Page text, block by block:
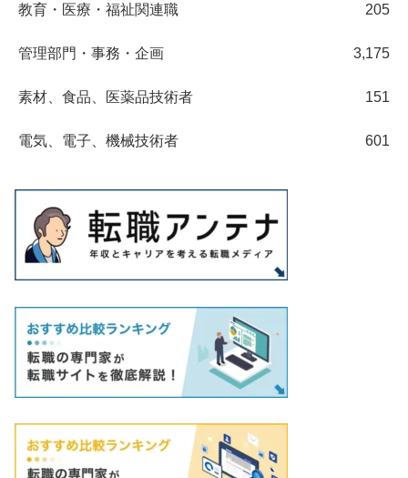
教育・医療・福祉関連職 205
管理部門・事務・企画 3,175
素材、食品、医薬品技術者 151
電気、電子、機械技術者 601